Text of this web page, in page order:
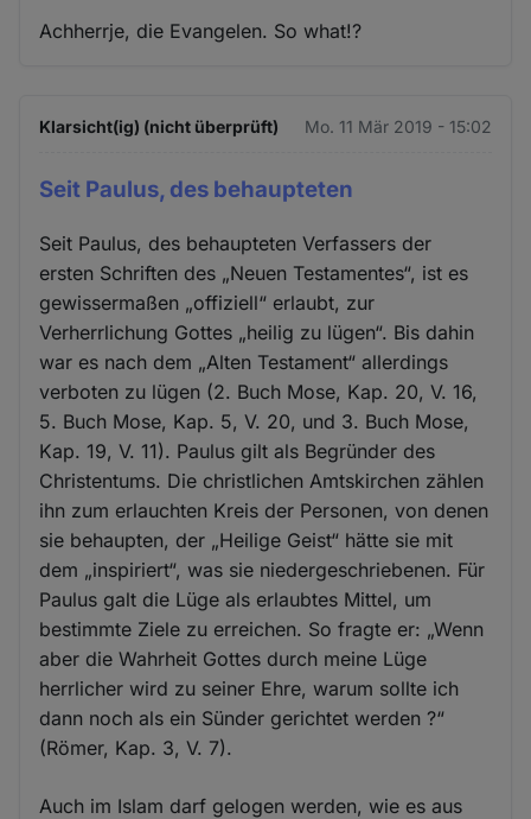
Achherrje, die Evangelen. So what!?
Klarsicht(ig) (nicht überprüft) Mo. 11 Mär 2019 - 15:02
Seit Paulus, des behaupteten
Seit Paulus, des behaupteten Verfassers der
ersten Schriften des „Neuen Testamentes“, ist es
gewissermaßen „offiziell“ erlaubt, zur
Verherrlichung Gottes „heilig zu lügen“. Bis dahin
war es nach dem „Alten Testament“ allerdings
verboten zu lügen (2. Buch Mose, Kap. 20, V. 16,
5. Buch Mose, Kap. 5, V. 20, und 3. Buch Mose,
Kap. 19, V. 11). Paulus gilt als Begründer des
Christentums. Die christlichen Amtskirchen zählen
ihn zum erlauchten Kreis der Personen, von denen
sie behaupten, der „Heilige Geist“ hätte sie mit
dem „inspiriert“, was sie niedergeschriebenen. Für
Paulus galt die Lüge als erlaubtes Mittel, um
bestimmte Ziele zu erreichen. So fragte er: „Wenn
aber die Wahrheit Gottes durch meine Lüge
herrlicher wird zu seiner Ehre, warum sollte ich
dann noch als ein Sünder gerichtet werden ?“
(Römer, Kap. 3, V. 7).
Auch im Islam darf gelogen werden, wie es aus